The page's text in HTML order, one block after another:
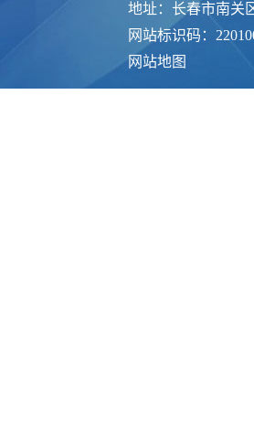
地址：长春市南关
网站标识码：
网站地图